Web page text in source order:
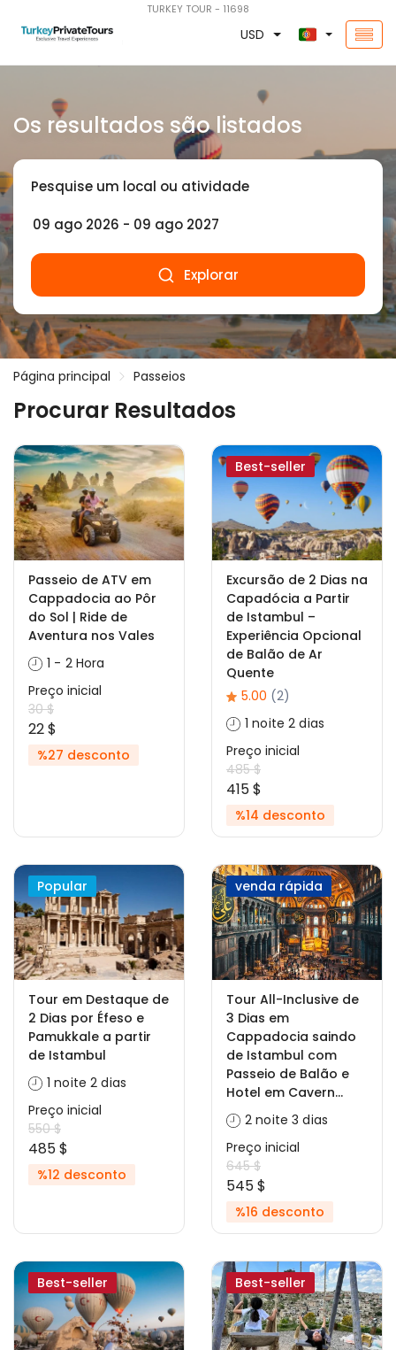
TURKEY TOUR - 11698
USD
Os resultados são listados
Pesquise um local ou atividade
Explorar
Página principal Passeios
Procurar Resultados
Passeio de ATV em
Cappadocia ao Pôr
do Sol | Ride de
Aventura nos Vales
1 - 2 Hora
Preço inicial
30 $
22 $
%27 desconto
Best-seller
Excursão de 2 Dias na
Capadócia a Partir
de Istambul –
Experiência Opcional
de Balão de Ar
Quente
5.00 (2)
1 noite 2 dias
Preço inicial
485 $
415 $
%14 desconto
Popular
Tour em Destaque de
2 Dias por Éfeso e
Pamukkale a partir
de Istambul
1 noite 2 dias
Preço inicial
550 $
485 $
%12 desconto
venda rápida
Tour All-Inclusive de
3 Dias em
Cappadocia saindo
de Istambul com
Passeio de Balão e
Hotel em Cavern...
2 noite 3 dias
Preço inicial
645 $
545 $
%16 desconto
Best-seller Best-seller